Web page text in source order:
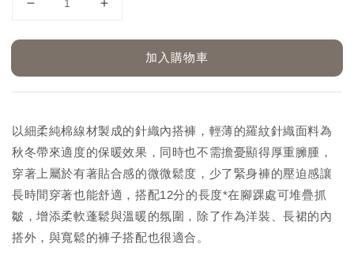
加入購物車
以細柔純棉線材製成的針織內搭褲，輕薄的羅紋針織面料為
秋冬帶來適度的保暖效果，同時也不需擔憂顯得厚重臃腫，
穿著上屬於有著貼合感的微微鬆度，少了緊身褲的壓迫感讓
長時間穿著也能舒適，搭配12分的長度*在腳踝處可堆疊抓
皺，增添柔軟蓬鬆與溫暖的氛圍，除了作為洋裝、長裙的內
搭外，與寬鬆的褲子搭配也很適合。